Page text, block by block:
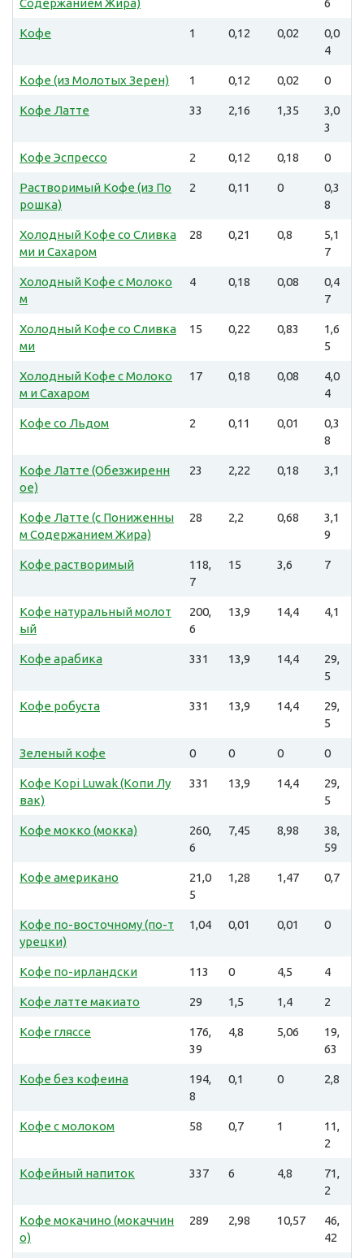
Содержанием Жира) 6
Кофе 1 0,12 0,02
0,0
4
Кофе (из Молотых Зерен) 1 0,12 0,02 0
Кофе Латте 33 2,16 1,35
3,0
3
Кофе Эспрессо 2 0,12 0,18 0
Растворимый Кофе (из По
рошка)
2 0,11 0
0,3
8
Холодный Кофе со Сливка
ми и Сахаром
28 0,21 0,8
5,1
7
Холодный Кофе с Молоко
м
4 0,18 0,08
0,4
7
Холодный Кофе со Сливка
ми
15 0,22 0,83
1,6
5
Холодный Кофе с Молоко
м и Сахаром
17 0,18 0,08
4,0
4
Кофе со Льдом 2 0,11 0,01
0,3
8
Кофе Латте (Обезжиренн
ое)
23 2,22 0,18 3,1
Кофе Латте (с Пониженны
м Содержанием Жира)
28 2,2 0,68
3,1
9
Кофе растворимый
118,
7
15 3,6 7
Кофе натуральный молот
ый
200,
6
13,9 14,4 4,1
Кофе арабика 331 13,9 14,4
29,
5
Кофе робуста 331 13,9 14,4
29,
5
Зеленый кофе 0 0 0 0
Кофе Kopi Luwak (Копи Лу
вак)
331 13,9 14,4
29,
5
Кофе мокко (мокка)
260,
6
7,45 8,98
38,
59
Кофе американо
21,0
5
1,28 1,47 0,7
Кофе по-восточному (по-т
урецки)
1,04 0,01 0,01 0
Кофе по-ирландски 113 0 4,5 4
Кофе латте макиато 29 1,5 1,4 2
Кофе гляссе
176,
39
4,8 5,06
19,
63
Кофе без кофеина
194,
8
0,1 0 2,8
Кофе с молоком 58 0,7 1
11,
2
Кофейный напиток 337 6 4,8
71,
2
Кофе мокачино (мокаччин
о)
289 2,98 10,57
46,
42